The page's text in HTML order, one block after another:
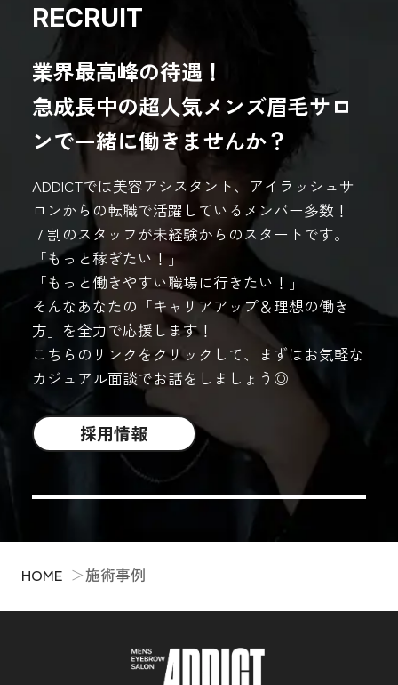
RECRUIT
業界最高峰の待遇！
急成長中の超人気メンズ眉毛サロ
ンで一緒に働きませんか？
ADDICTでは美容アシスタント、アイラッシュサ
ロンからの転職で活躍しているメンバー多数！
７割のスタッフが未経験からのスタートです。
「もっと稼ぎたい！」
「もっと働きやすい職場に行きたい！」
そんなあなたの「キャリアアップ＆理想の働き
方」を全力で応援します！
こちらのリンクをクリックして、まずはお気軽な
カジュアル面談でお話をしましょう◎
採用情報
HOME 施術事例